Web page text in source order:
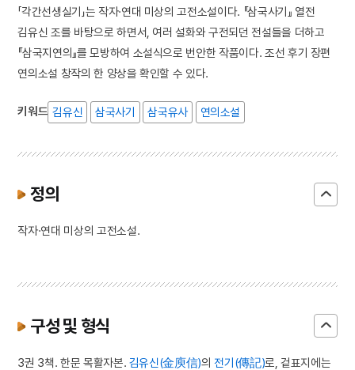
10 달서구
「각간선생실기」는 작자·연대 미상의 고전소설이다. 『삼국사기』 열전
김유신 조를 바탕으로 하면서, 여러 설화와 구전되던 전설들을 더하고
『삼국지연의』를 모방하여 소설식으로 번안한 작품이다. 조선 후기 장편
연의소설 창작의 한 양상을 확인할 수 있다.
키워드 김유신 삼국사기 삼국유사 연의소설
정의
작자·연대 미상의 고전소설.
구성 및 형식
3권 3책. 한문 목활자본. 김유신(金庾信)의전기(傳記)로, 겉표지에는